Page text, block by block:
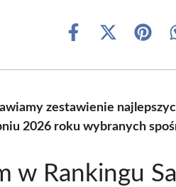
Share
Share
(Twitter)
Share
zestawienie
2026 roku wybranych
w Rankingu